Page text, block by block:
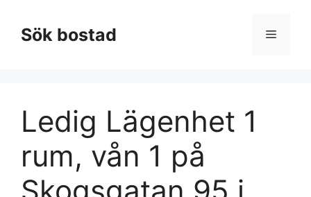
innehållSök bostad Meny
Ledig Lägenhet 1
rum, vån 1 på